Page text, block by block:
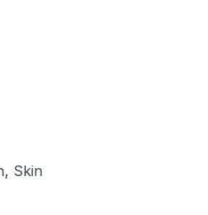
, Skin